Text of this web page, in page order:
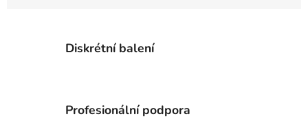
Diskrétní balení
Profesionální podpora